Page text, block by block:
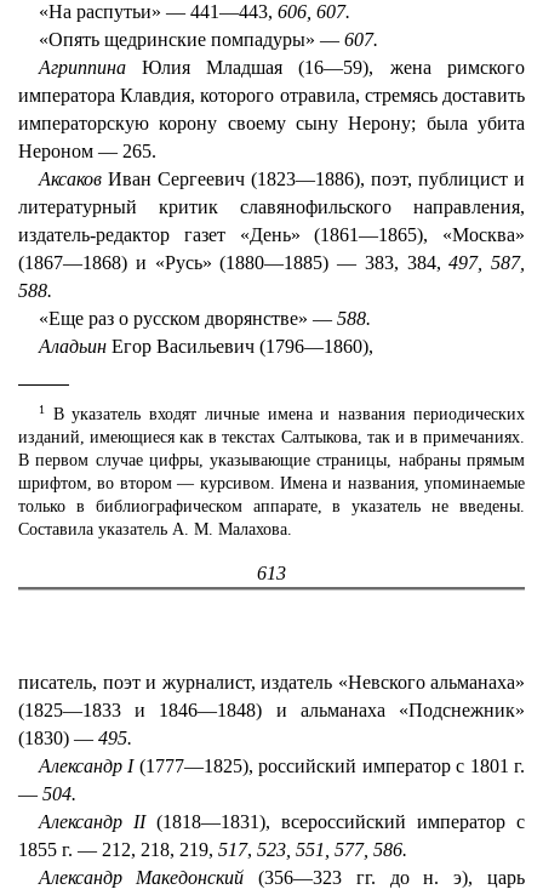
«На распутьи» — 441—443, 606, 607.
«Опять щедринские помпадуры» — 607.
Агриппина Юлия Младшая (16—59), жена римского
императора Клавдия, которого отравила, стремясь доставить
императорскую корону своему сыну Нерону; была убита
Нероном — 265.
Аксаков Иван Сергеевич (1823—1886), поэт, публицист и
литературный критик славянофильского направления,
издатель-редактор газет «День» (1861—1865), «Москва»
(1867—1868) и «Русь» (1880—1885) — 383, 384,497, 587,
588.
«Еще раз о русском дворянстве» — 588.
Аладьин Егор Васильевич (1796—1860),
1В указатель входят личные имена и названия периодических
изданий, имеющиеся как в текстах Салтыкова, так и в примечаниях.
В первом случае цифры, указывающие страницы, набраны прямым
шрифтом, во втором — курсивом. Имена и названия, упоминаемые
только в библиографическом аппарате, в указатель не введены.
Составила указатель А. М. Малахова.
613
писатель, поэт и журналист, издатель «Невского альманаха»
(1825—1833 и 1846—1848) и альманаха «Подснежник»
(1830) — 495.
Александр I (1777—1825), российский император с 1801 г.
— 504.
Александр II (1818—1831), всероссийский император с
1855 г. — 212, 218, 219, 517, 523, 551, 577, 586.
Александр Македонский(356—323 гг. до н. э), царь